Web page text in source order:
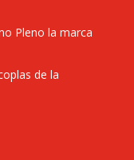
Pleno la marca
de la